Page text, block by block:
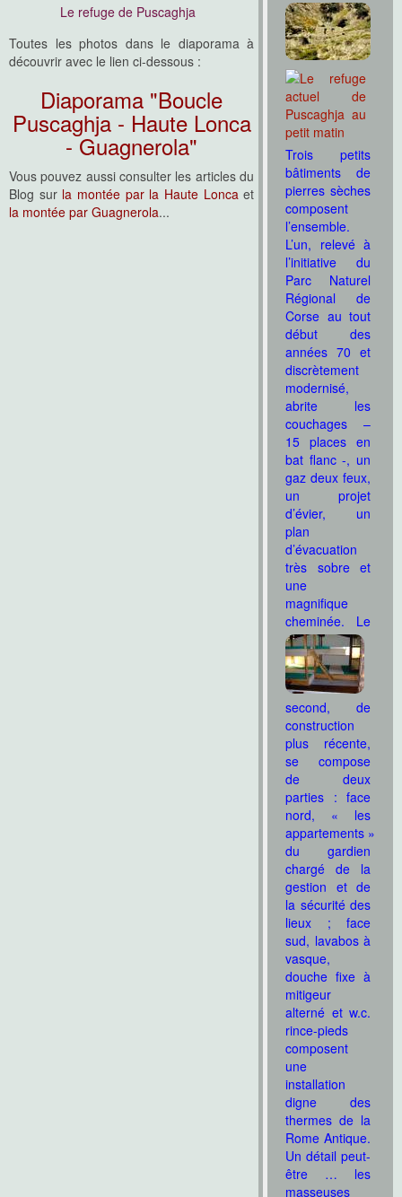
Trois petits
bâtiments de
pierres sèches
composent
l’ensemble.
L’un, relevé à
l’initiative du
Parc Naturel
Régional de
Corse au tout
début des
années 70 et
discrètement
modernisé,
abrite les
couchages –
15 places en
bat flanc -, un
gaz deux feux,
un projet
d’évier, un
plan
d’évacuation
très sobre et
une
magnifique
cheminée. Le
second, de
construction
plus récente,
se compose
de deux
parties : face
nord, « les
appartements »
du gardien
chargé de la
gestion et de
la sécurité des
lieux ; face
sud, lavabos à
vasque,
douche fixe à
mitigeur
alterné et w.c.
rince-pieds
composent
une
installation
digne des
thermes de la
Rome Antique.
Un détail peut-
être … les
masseuses
Le refuge de Puscaghja
Toutes les photos dans le diaporama à
découvrir avec le lien ci-dessous :
Diaporama "Boucle
Puscaghja - Haute Lonca
- Guagnerola"
Vous pouvez aussi consulter les articles du
Blog sur la montée par la Haute Loncaet
la montée par Guagnerola...